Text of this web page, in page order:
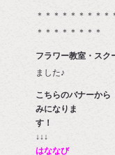
＊＊＊＊＊＊＊＊＊
＊＊＊＊＊＊＊＊
フラワー教室・スク
ました♪
こちらのバナーから
みになりま
↓↓↓
はななび